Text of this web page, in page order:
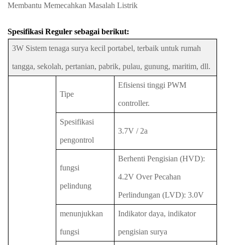
Membantu Memecahkan Masalah Listrik
Spesifikasi Reguler sebagai berikut:
3W Sistem tenaga surya kecil portabel, terbaik untuk rumah
tangga, sekolah, pertanian, pabrik, pulau, gunung, maritim, dll.
Tipe
Efisiensi tinggi PWM
controller.
Spesifikasi
pengontrol
3.7V / 2a
fungsi
pelindung
Berhenti Pengisian (HVD):
4.2V Over Pecahan
Perlindungan (LVD): 3.0V
menunjukkan
fungsi
Indikator daya, indikator
pengisian surya